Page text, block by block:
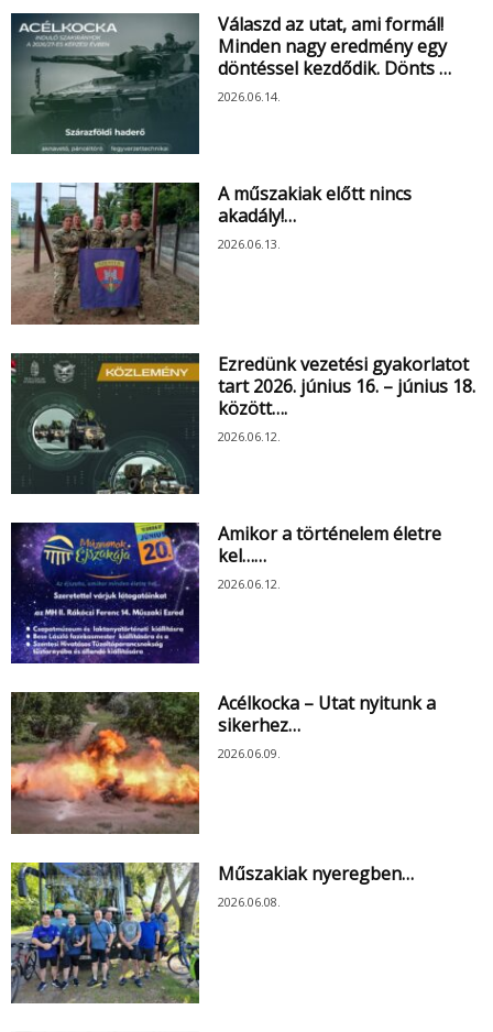
Válaszd az utat, ami formál!
Minden nagy eredmény egy
döntéssel kezdődik. Dönts …
2026.06.14.
A műszakiak előtt nincs
akadály!…
2026.06.13.
Ezredünk vezetési gyakorlatot
tart 2026. június 16. – június 18.
között….
2026.06.12.
Amikor a történelem életre
kel……
2026.06.12.
Acélkocka – Utat nyitunk a
sikerhez…
2026.06.09.
Műszakiak nyeregben…
2026.06.08.